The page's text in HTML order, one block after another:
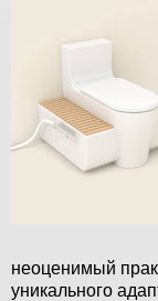
неоценимый
уникального